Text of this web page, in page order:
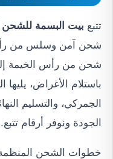
تتبع بيت البسمة للشحن
شحن آمن وسلس من
شحن من رأس الخيمة
باستلام الأغراض، يليها
الجمركي، والتسليم
الجودة ونوفر أرقام تتبع.
خطوات الشحن